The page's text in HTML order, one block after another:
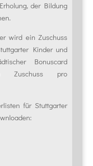
der Bildung
wird ein Zuschuss
Kinder und
Bonuscard
Zuschuss pro
für Stuttgarter